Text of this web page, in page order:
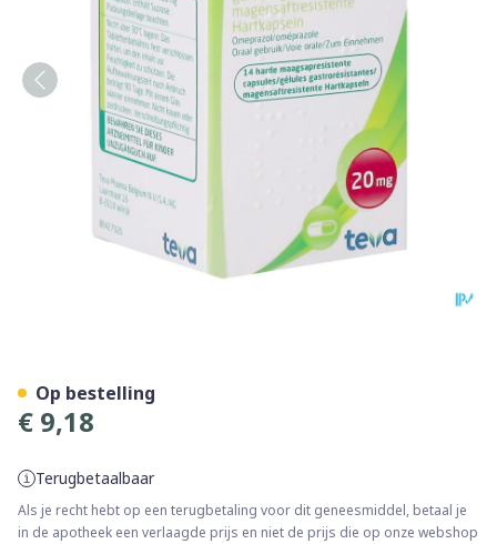
€ 9,18
Terugbetaalbaar
Als je recht hebt op een terugbetaling voor dit geneesmiddel, betaal je
in de apotheek een verlaagde prijs en niet de prijs die op onze webshop
Op bestelling